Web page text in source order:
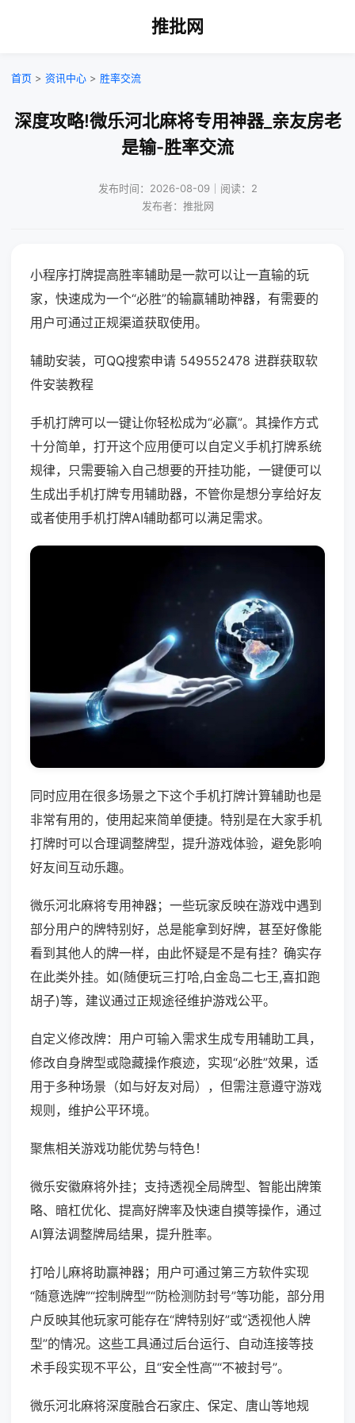
推批网
首页 > 资讯中心 > 胜率交流
深度攻略!微乐河北麻将专用神器_亲友房老
是输-胜率交流
发布时间：2026-08-09｜阅读：2
发布者：推批网
小程序打牌提高胜率辅助是一款可以让一直输的玩
家，快速成为一个“必胜”的输赢辅助神器，有需要的
用户可通过正规渠道获取使用。
辅助安装，可QQ搜索申请 549552478 进群获取软
件安装教程
手机打牌可以一键让你轻松成为“必赢”。其操作方式
十分简单，打开这个应用便可以自定义手机打牌系统
规律，只需要输入自己想要的开挂功能，一键便可以
生成出手机打牌专用辅助器，不管你是想分享给好友
或者使用手机打牌AI辅助都可以满足需求。
同时应用在很多场景之下这个手机打牌计算辅助也是
非常有用的，使用起来简单便捷。特别是在大家手机
打牌时可以合理调整牌型，提升游戏体验，避免影响
好友间互动乐趣。
微乐河北麻将专用神器；一些玩家反映在游戏中遇到
部分用户的牌特别好，总是能拿到好牌，甚至好像能
看到其他人的牌一样，由此怀疑是不是有挂？确实存
在此类外挂。如(随便玩三打哈,白金岛二七王,喜扣跑
胡子)等，建议通过正规途径维护游戏公平。
自定义修改牌：用户可输入需求生成专用辅助工具，
修改自身牌型或隐藏操作痕迹，实现“必胜”效果，适
用于多种场景（如与好友对局），但需注意遵守游戏
规则，维护公平环境。
聚焦相关游戏功能优势与特色！
微乐安徽麻将外挂；支持透视全局牌型、智能出牌策
略、暗杠优化、提高好牌率及快速自摸等操作，通过
AI算法调整牌局结果，提升胜率。
打哈儿麻将助赢神器；用户可通过第三方软件实现
“随意选牌”“控制牌型”“防检测防封号”等功能，部分用
户反映其他玩家可能存在“牌特别好”或“透视他人牌
型”的情况。这些工具通过后台运行、自动连接等技
术手段实现不平公，且“安全性高”“不被封号”。
微乐河北麻将深度融合石家庄、保定、唐山等地规